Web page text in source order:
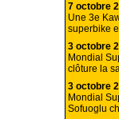
7 octobre
Une 3e
superbike
3 octobre
Mondial
clôture la
3 octobre
Mondial
Sofuoglu